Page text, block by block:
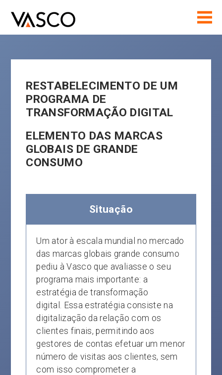
RESTABELECIMENTO DE UM
PROGRAMA DE
TRANSFORMAÇÃO DIGITAL
ELEMENTO DAS MARCAS
GLOBAIS DE GRANDE
CONSUMO
Situação
Um ator à escala mundial no mercado
das marcas globais grande consumo
pediu à Vasco que avaliasse o seu
programa mais importante: a
estratégia de transformação
digital. Essa estratégia consiste na
digitalização da relação com os
clientes finais, permitindo aos
gestores de contas efetuar um menor
número de visitas aos clientes, sem
com isso comprometer a